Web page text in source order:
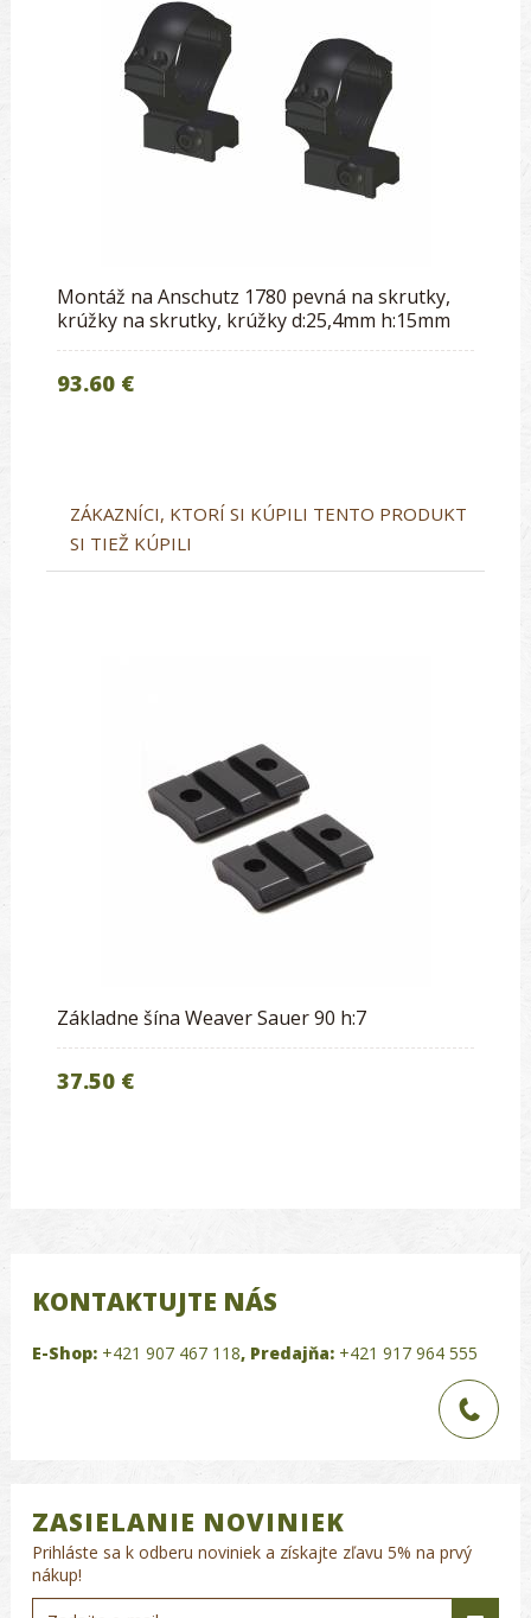
Montáž na Anschutz 1780 pevná na skrutky,
krúžky na skrutky, krúžky d:25,4mm h:15mm
93.60 €
ZÁKAZNÍCI, KTORÍ SI KÚPILI TENTO PRODUKT
SI TIEŽ KÚPILI
Základne šína Weaver Sauer 90 h:7
37.50 €
KONTAKTUJTE NÁS
E-Shop: +421 907 467 118, Predajňa: +421 917 964 555
ZASIELANIE NOVINIEK
Prihláste sa k odberu noviniek a získajte zľavu 5% na prvý
nákup!